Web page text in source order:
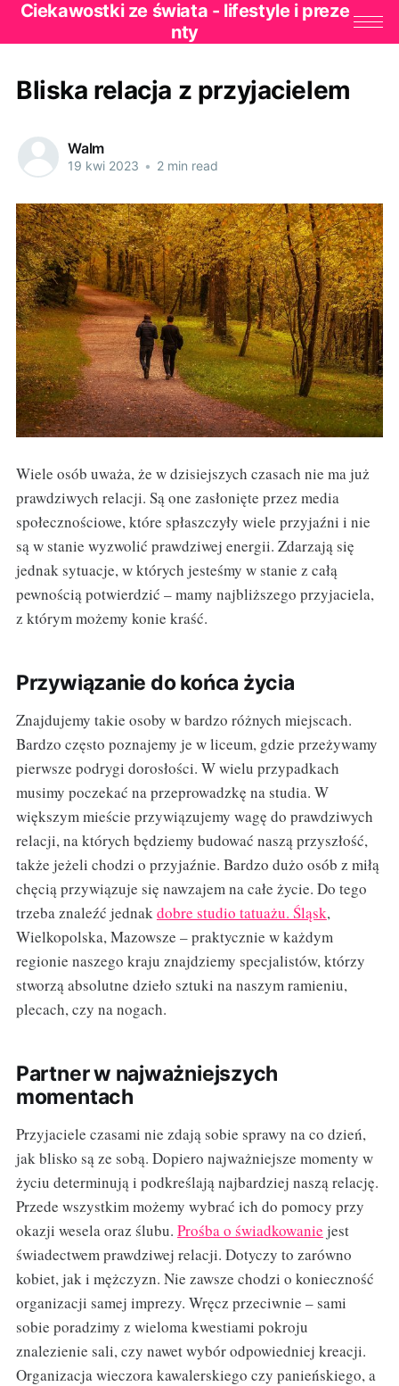
Ciekawostki ze świata - lifestyle i preze
nty
Bliska relacja z przyjacielem
Walm
19 kwi 2023 • 2 min read
Wiele osób uważa, że w dzisiejszych czasach nie ma już
prawdziwych relacji. Są one zasłonięte przez media
społecznościowe, które spłaszczyły wiele przyjaźni i nie
są w stanie wyzwolić prawdziwej energii. Zdarzają się
jednak sytuacje, w których jesteśmy w stanie z całą
pewnością potwierdzić – mamy najbliższego przyjaciela,
z którym możemy konie kraść.
Przywiązanie do końca życia
Znajdujemy takie osoby w bardzo różnych miejscach.
Bardzo często poznajemy je w liceum, gdzie przeżywamy
pierwsze podrygi dorosłości. W wielu przypadkach
musimy poczekać na przeprowadzkę na studia. W
większym mieście przywiązujemy wagę do prawdziwych
relacji, na których będziemy budować naszą przyszłość,
także jeżeli chodzi o przyjaźnie. Bardzo dużo osób z miłą
chęcią przywiązuje się nawzajem na całe życie. Do tego
trzeba znaleźć jednakdobre studio tatuażu. Śląsk,
Wielkopolska, Mazowsze – praktycznie w każdym
regionie naszego kraju znajdziemy specjalistów, którzy
stworzą absolutne dzieło sztuki na naszym ramieniu,
plecach, czy na nogach.
Partner w najważniejszych
momentach
Przyjaciele czasami nie zdają sobie sprawy na co dzień,
jak blisko są ze sobą. Dopiero najważniejsze momenty w
życiu determinują i podkreślają najbardziej naszą relację.
Przede wszystkim możemy wybrać ich do pomocy przy
okazji wesela oraz ślubu. Prośba o świadkowanie jest
świadectwem prawdziwej relacji. Dotyczy to zarówno
kobiet, jak i mężczyzn. Nie zawsze chodzi o konieczność
organizacji samej imprezy. Wręcz przeciwnie – sami
sobie poradzimy z wieloma kwestiami pokroju
znalezienie sali, czy nawet wybór odpowiedniej kreacji.
Organizacja wieczora kawalerskiego czy panieńskiego, a